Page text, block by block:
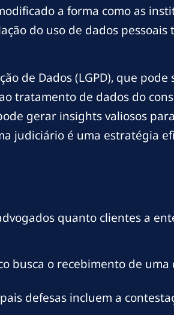
a forma como as
do uso de dados pessoais
de Dados (LGPD), que pode
tratamento de dados do
gerar insights valiosos
judiciário é uma estratégia
quanto clientes a
busca o recebimento de uma
defesas incluem a